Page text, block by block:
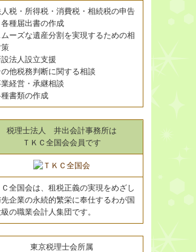
人税・所得税・消費税・相続税の申告
種届出書の作成
ムーズな遺産分割を実現するための相
設法人設立支援
の他税務判断に関する相談
業経営・承継相談
種書類の作成
税理士法人 井出会計事務所は
ＴＫＣ全国会会員です
Ｃ全国会は、租税正義の実現をめざし
先企業の永続的繁栄に奉仕するわが国
の職業会計人集団です。
東京税理士会所属